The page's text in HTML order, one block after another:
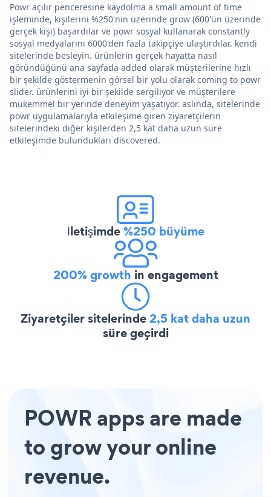
Powr açılır penceresine kaydolma a small amount of time
işleminde, kişilerini %250'nin üzerinde grow (600'ün üzerinde
gerçek kişi) başardılar ve powr sosyal kullanarak constantly
sosyal medyalarını 6000'den fazla takipçiye ulaştırdılar. kendi
sitelerinde besleyin. ürünlerin gerçek hayatta nasıl
göründüğünü ana sayfada added olarak müşterilerine hızlı
bir şekilde göstermenin görsel bir yolu olarak coming to powr
slider. ürünlerini iyi bir şekilde sergiliyor ve müşterilere
mükemmel bir yerinde deneyim yaşatıyor. aslında, sitelerinde
powr uygulamalarıyla etkileşime giren ziyaretçilerin
sitelerindeki diğer kişilerden 2,5 kat daha uzun süre
etkileşimde bulundukları discovered.
İletişimde%250 büyüme
200% growth in engagement
Ziyaretçiler sitelerinde2,5 kat daha uzun
süre geçirdi
POWR apps are made
to grow your online
revenue.